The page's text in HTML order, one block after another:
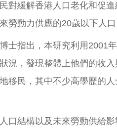
對緩解香港人口老化和促
勞動力供應的20歲以下人口
士指出，本研究利用
況，發現整體上他們的收
移民，其中不少高學歷的
口結構以及未來勞動供給